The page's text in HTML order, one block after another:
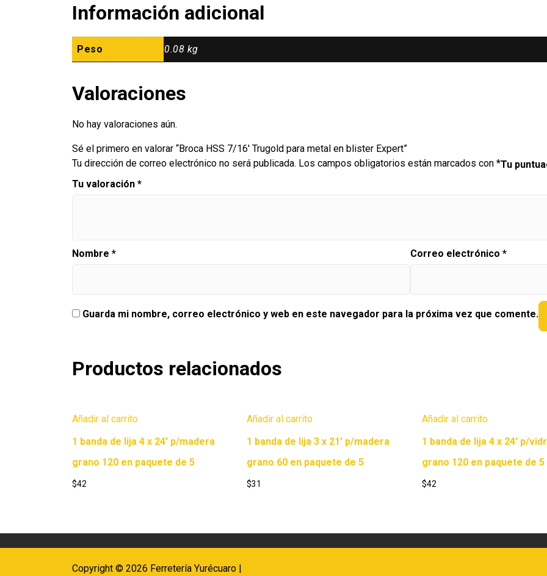
Información adicional
Peso 0.08 kg
Valoraciones
No hay valoraciones aún.
Sé el primero en valorar “Broca HSS 7/16′ Trugold para metal en blister Expert”
Tu dirección de correo electrónico no será publicada. Los campos obligatorios están marcados con *Tu
Tu valoración *
Nombre * Correo electrónico *
Guarda mi nombre, correo electrónico y web en este navegador para la próxima vez que comente.
Productos relacionados
Añadir al carrito
1 banda de lija 4 x 24′ p/madera
grano 120 en paquete de 5
$42
Añadir al carrito
1 banda de lija 3 x 21′ p/madera
grano 60 en paquete de 5
$31
Añadir al carrito
1 banda de lija 4 x 24′ p/
grano 120 en paquete de 5
$42
Copyright © 2026 Ferretería Yurécuaro |